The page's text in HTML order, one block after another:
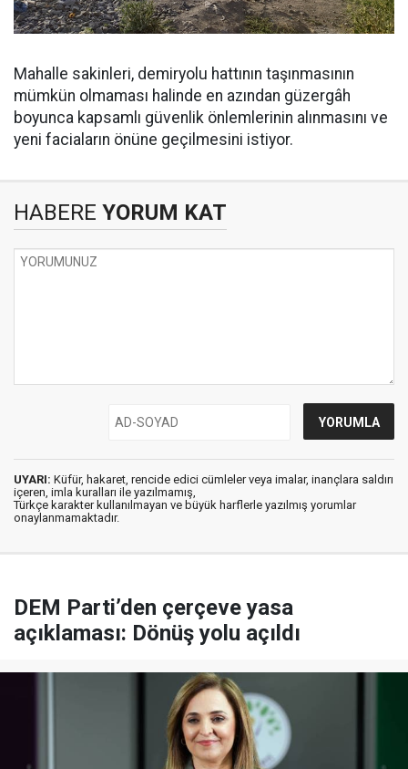
Mahalle sakinleri, demiryolu hattının taşınmasının
mümkün olmaması halinde en azından güzergâh
boyunca kapsamlı güvenlik önlemlerinin alınmasını ve
yeni faciaların önüne geçilmesini istiyor.
HABERE YORUM KAT
UYARI: Küfür, hakaret, rencide edici cümleler veya imalar, inançlara saldırı
içeren, imla kuralları ile yazılmamış,
Türkçe karakter kullanılmayan ve büyük harflerle yazılmış yorumlar
onaylanmamaktadır.
DEM Parti’den çerçeve yasa
açıklaması: Dönüş yolu açıldı